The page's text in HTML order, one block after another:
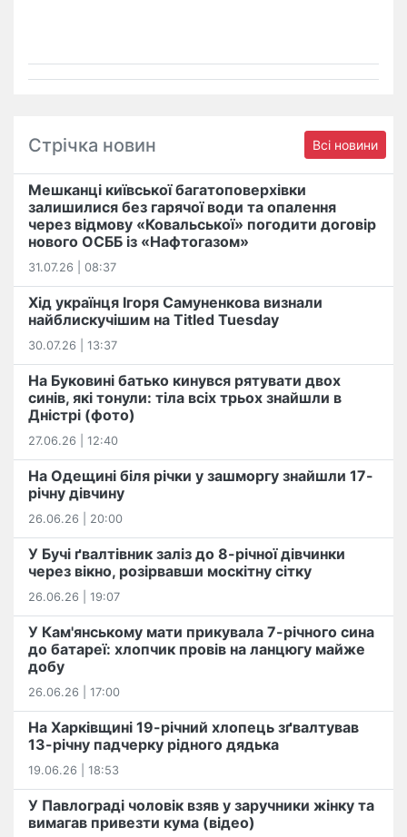
Стрічка новин Всі новини
Мешканці київської багатоповерхівки
залишилися без гарячої води та опалення
через відмову «Ковальської» погодити договір
нового ОСББ із «Нафтогазом»
31.07.26 | 08:37
Хід українця Ігоря Самуненкова визнали
найблискучішим на Titled Tuesday
30.07.26 | 13:37
На Буковині батько кинувся рятувати двох
синів, які тонули: тіла всіх трьох знайшли в
Дністрі (фото)
27.06.26 | 12:40
На Одещині біля річки у зашморгу знайшли 17-
річну дівчину
26.06.26 | 20:00
У Бучі ґвалтівник заліз до 8-річної дівчинки
через вікно, розірвавши москітну сітку
26.06.26 | 19:07
У Кам'янському мати прикувала 7-річного сина
до батареї: хлопчик провів на ланцюгу майже
добу
26.06.26 | 17:00
На Харківщині 19-річний хлопець​ ️зґвалтував
13-річну падчерку рідного дядька
19.06.26 | 18:53
У Павлограді чоловік взяв у заручники жінку та
вимагав привезти кума (відео)